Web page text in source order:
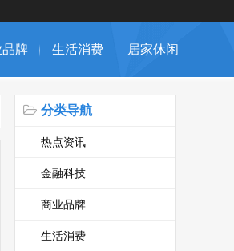
牌 生活消费 居家休闲
分类导航
热点资讯
金融科技
商业品牌
生活消费